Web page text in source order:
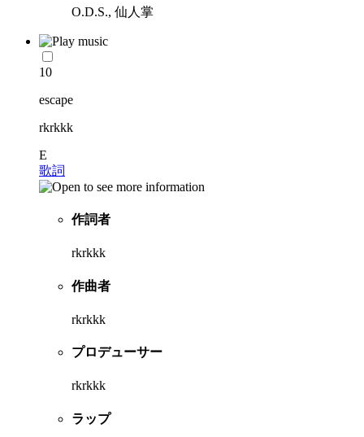
O.D.S., 仙人掌
10
escape
rkrkkk
E
歌詞
作詞者
rkrkkk
作曲者
rkrkkk
プロデューサー
rkrkkk
ラップ